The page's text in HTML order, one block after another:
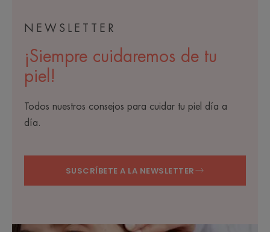
NEWSLETTER
¡Siempre cuidaremos de tu
piel!
Todos nuestros consejos para cuidar tu piel día a
día.
SUSCRÍBETE A LA NEWSLETTER